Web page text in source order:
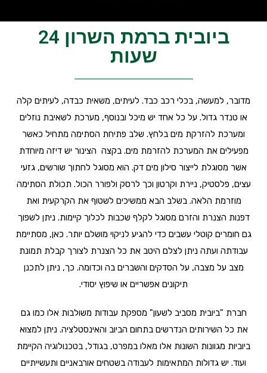
ביובית ברמת השרון 24
שעות
מדובר, למעשה, בכלי רכב כבד. לעיתים, משאית כבדה, לעיתים קלה
או טנדר גדול. על כל אחד יש מיכל ובנוסף, מערכת לשאיבת נוזלים
ומערכת להזרקת מים בלחץ. שלב פתיחת הסתימה מתחיל כאשר
מפעילים את המערכת להזרמת מים. בקצה הצינור יש דיזה מיוחדת
אשר מסוגלת לייצור סילון מים דק. הוא מסוגל לחתוך שורשים, גזעי
עצים, פלסטיק, ניירת וקרטון וכך לרסק ולפורר הכול. תכולת הסתימה
מוזרמת הלאה. בשלב הבא ממשיכים לשטוף את הקרקעית ואת
דפנות הצנרת והזרם מסוגל לקלף שכבות לכלוך קיימות. ניתן לשפוך
גם חומרים קוטלי עשבים כדי להגיע לניקוי מושלם יותר. כאן, מסתיימת
עבודתה ועתה ניתן לצלם היטב את כל הצנרת לצורך קבלת תמונת
מצב על מצבה, על הסדקים והשברים בה וכדומה. כך, ניתן לתכנן
תיקונים אפשריים או שיפוץ יסודי.
חברת "ביובית מסביב לשעון" מספקת עבודות משולבות אלו כמו גם
את כל השירותים הנדרשים בתחום הביוב והאינסטלציה. ניתן למצוא
ביוביות מגוונות השונות אלו מאלו במפרט, בגודל, בטכנולוגיה הקיימת
ועוד. יש גדולות המתאימות לעבודה בשטחים אורבאניים ותעשייתיים